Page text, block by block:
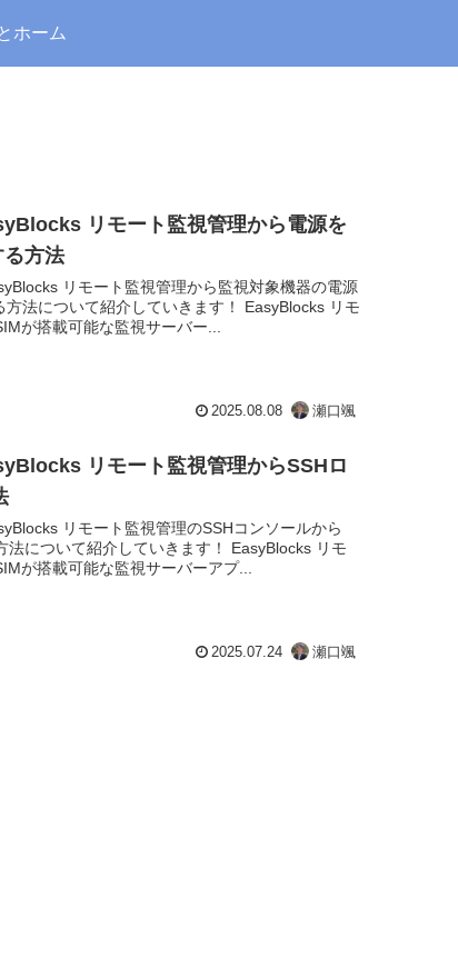
ホーム
リモート監視管理から電源を
る方法
リモート監視管理から監視対象機器の電源
方法について紹介していきます！ EasyBlocks リモ
が搭載可能な監視サーバー...
2025.08.08 瀬口颯
リモート監視管理からSSHロ
リモート監視管理のSSHコンソールから
法について紹介していきます！ EasyBlocks リモ
が搭載可能な監視サーバーアプ...
2025.07.24 瀬口颯